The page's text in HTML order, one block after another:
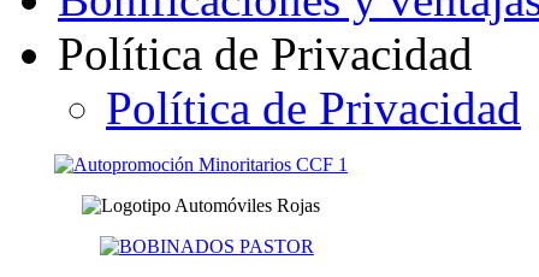
Política de Privacidad
Política de Privacidad